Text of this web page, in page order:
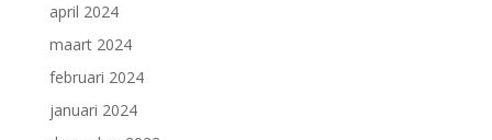
april 2024
maart 2024
februari 2024
januari 2024